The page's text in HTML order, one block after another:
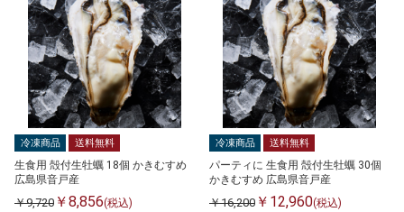
冷凍商品 送料無料
生食用 殻付生牡蠣 18個 かきむすめ
広島県音戸産
￥9,720 ￥8,856(税込)
冷凍商品 送料無料
パーティに 生食用 殻付生牡蠣 30個
かきむすめ 広島県音戸産
￥16,200 ￥12,960(税込)